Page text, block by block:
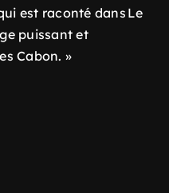
est raconté dans Le
puissant et
Cabon. »